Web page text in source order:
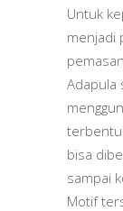
Untuk
menjadi
Adapula
bisa
sampai
Motif